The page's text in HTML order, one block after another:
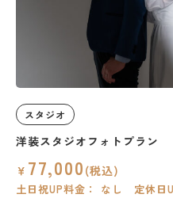
スタジオ
洋装スタジオフォトプラン
￥ 77,000 (税込)
土日祝UP料金： なし 定休日